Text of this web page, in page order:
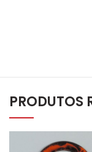
PRODUTOS